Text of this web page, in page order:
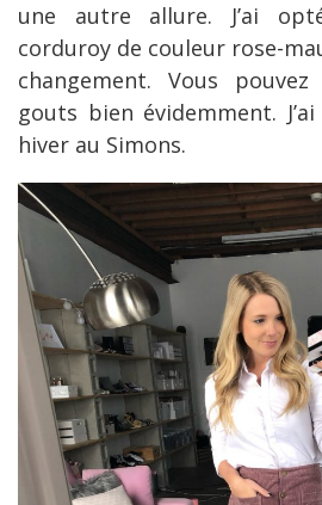
une autre allure. J’ai
corduroy de couleur rose-
changement. Vous
gouts bien évidemment.
hiver au Simons.